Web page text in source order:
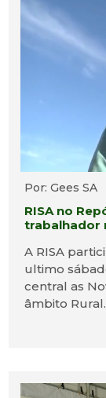
Por: Gees SA
RISA no
trabalhador
A RISA
ultimo
central as
âmbito